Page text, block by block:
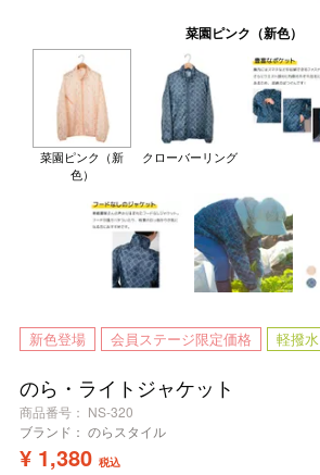
菜園ピンク（新色）
菜園ピンク（新
色）
クローバーリング
新色登場 会員ステージ限定価格 軽撥水
のら・ライトジャケット
商品番号
NS-320
ブランド： のらスタイル
¥ 1,380 税込